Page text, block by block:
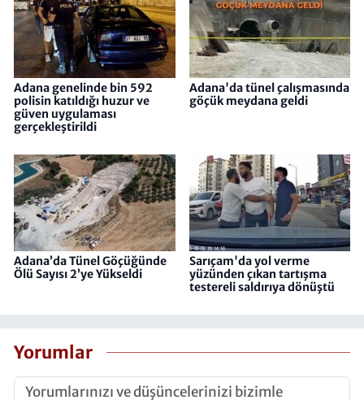
Adana genelinde bin 592
polisin katıldığı huzur ve
güven uygulaması
gerçekleştirildi
Adana'da tünel çalışmasında
göçük meydana geldi
Adana’da Tünel Göçüğünde
Ölü Sayısı 2’ye Yükseldi
Sarıçam'da yol verme
yüzünden çıkan tartışma
testereli saldırıya dönüştü
Yorumlar